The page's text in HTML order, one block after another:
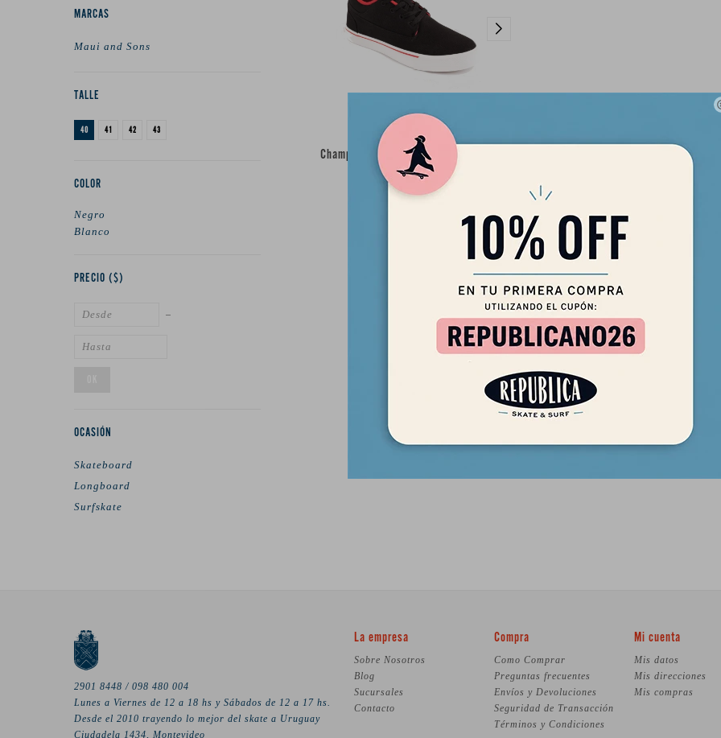
Championes Maui and Sons - Kapalua -
Negros
$ 2.390
MARCAS
Maui and Sons
TALLE
40 41 42 43
PRECIO ($)
OCASIÓN
Skateboard
Longboard
Surfskate
COLOR
Negro
Blanco
2901 8448 / 098 480 004
Lunes a Viernes de 12 a 18 hs y Sábados de 12 a 17 hs.
Desde el 2010 trayendo lo mejor del skate a Uruguay
Ciudadela 1434, Montevideo
La empresa
Sobre Nosotros
Blog
Sucursales
Contacto
Compra
Como Comprar
Preguntas frecuentes
Envíos y Devoluciones
Seguridad de Transacción
Términos y Condiciones
Mi cuenta
Mis datos
Mis direcciones
Mis compras